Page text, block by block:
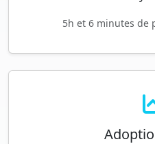
5h et 6 minutes de